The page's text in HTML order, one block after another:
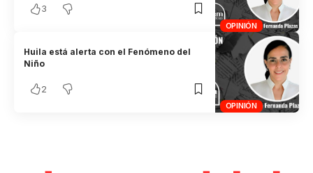
OPINIÓN
3
OPINIÓN
Huila está alerta con el Fenómeno del
Niño
2